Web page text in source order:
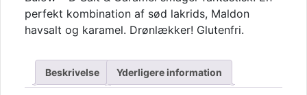
Salt
&
Caramel
perfekt kombination af sød lakrids, Maldon
havsalt og karamel. Drønlækker! Glutenfri.
Beskrivelse Yderligere information